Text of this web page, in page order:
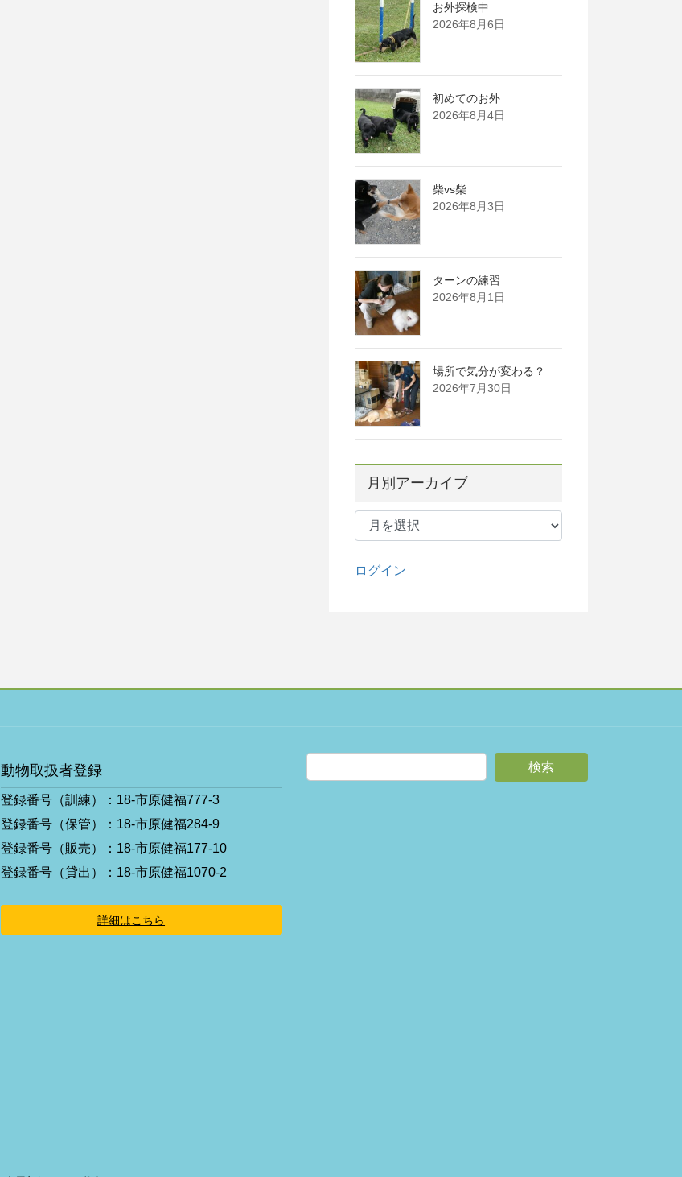
お外探検中
2026年8月6日
初めてのお外
2026年8月4日
柴vs柴
2026年8月3日
ターンの練習
2026年8月1日
場所で気分が変わる？
2026年7月30日
月別アーカイブ
月
ー
ログイン
動物取扱者登録
登録番号（訓練）：18-市原健福777-3
登録番号（保管）：18-市原健福284-9
登録番号（販売）：18-市原健福177-10
登録番号（貸出）：18-市原健福1070-2
詳細はこちら